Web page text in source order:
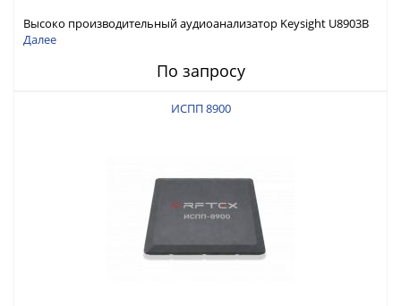
Высоко производительный аудиоанализатор Keysight U8903B
Далее
По запросу
ИСПП 8900